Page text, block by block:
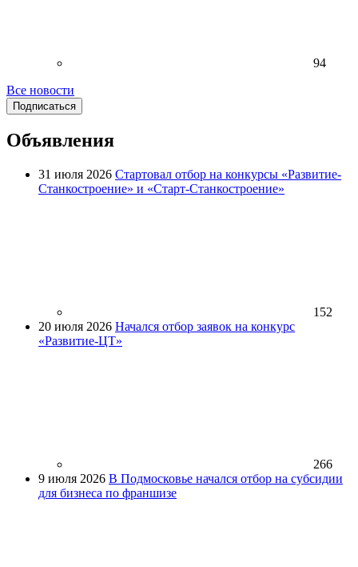
94
Все новости
Подписаться
Объявления
31 июля 2026 Стартовал отбор на конкурсы «Развитие-
Станкостроение» и «Старт-Станкостроение»
152
20 июля 2026 Начался отбор заявок на конкурс
«Развитие-ЦТ»
266
9 июля 2026 В Подмосковье начался отбор на субсидии
для бизнеса по франшизе